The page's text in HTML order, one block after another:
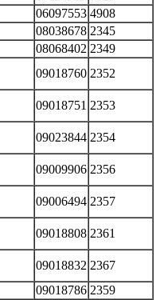
06097553 4908
08038678 2345
08068402 2349
09018760 2352
09018751 2353
09023844 2354
09009906 2356
09006494 2357
09018808 2361
09018832 2367
09018786 2359